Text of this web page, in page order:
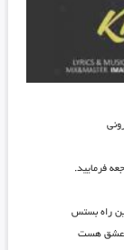
فرمایید.
راه بستس
عشق هست